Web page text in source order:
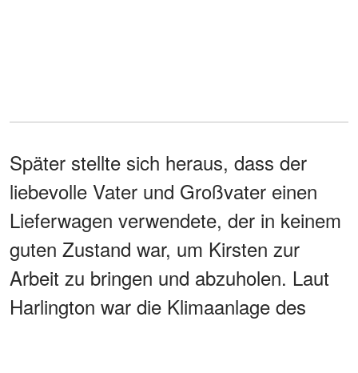
Später stellte sich heraus, dass der
liebevolle Vater und Großvater einen
Lieferwagen verwendete, der in keinem
guten Zustand war, um Kirsten zur
Arbeit zu bringen und abzuholen. Laut
Harlington war die Klimaanlage des